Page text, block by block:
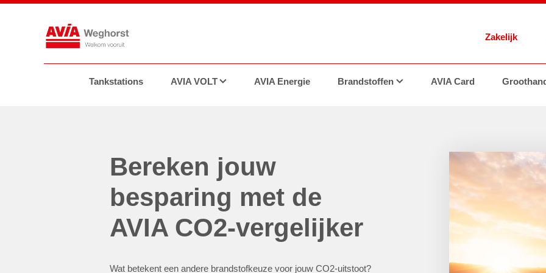
Zakelijk
Tankstations AVIA VOLT AVIA Energie Brandstoffen AVIA Card
Tankstations Brandstoffen
Transitiepartner Geschiedenis FAQ Contact
Bereken jouw
besparing met de
AVIA CO2-vergelijker
Wat betekent een andere brandstofkeuze voor jouw CO2-uitstoot?